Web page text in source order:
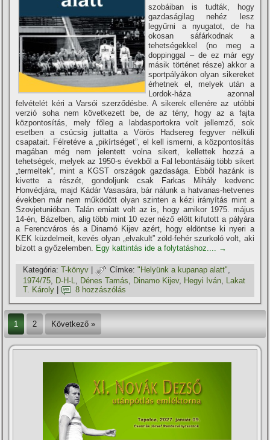
szobáiban is tudták, hogy
gazdaságilag nehéz lesz
legyűrni a nyugatot, de ha
okosan sáfárkodnak a
tehetségekkel (no meg a
doppinggal – de ez már egy
másik történet része) akkor a
sportpályákon olyan sikereket
érhetnek el, melyek után a
Lordok-háza azonnal
felvételét kéri a Varsói szerződésbe. A sikerek ellenére az utóbbi
verzió soha nem következett be, de az tény, hogy az a fajta
központosí­tás, mely főleg a labdasportokra volt jellemző, sok
esetben a csúcsig juttatta a Vörös Hadsereg fegyver nélküli
csapatait. Félretéve a „pikí­rtséget”, el kell ismerni, a központosí­tás
magában még nem jelentett volna sikert, kellettek hozzá a
tehetségek, melyek az 1950-s évekből a Fal lebontásáig több sikert
„termeltek”, mint a KGST országok gazdasága. Ebből hazánk is
kivette a részét, gondoljunk csak Farkas Mihály kedvenc
Honvédjára, majd Kádár Vasasára, bár nálunk a hatvanas-hetvenes
években már nem működött olyan szinten a kézi irányí­tás mint a
Szovjetunióban. Talán emiatt volt az is, hogy amikor 1975. május
14-én, Bázelben, alig több mint 10 ezer néző előtt kifutott a pályára
a Ferencváros és a Dinamó Kijev azért, hogy eldöntse ki nyeri a
KEK küzdelmeit, kevés olyan „elvakult” zöld-fehér szurkoló volt, aki
bí­zott a győzelemben. Egy kattintás ide a folytatáshoz.... →
Kategória: T-könyv Címke: "Helyünk a kupanap alatt"
1974/75 D-H-L Dénes Tamás Dinamo Kijev, Hegyi Iván Lakat
T. Károly
8 hozzászólás
1 2 Következő »